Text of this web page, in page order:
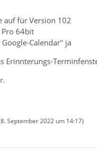
auf für Version 102
64bit
Calendar" ja
Erinnterungs-
8. September 2022 um 14:17)